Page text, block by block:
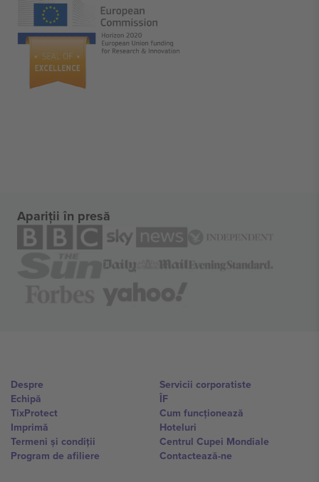
Apariții în presă
Despre
Echipă
TixProtect
Imprimă
Termeni și condiții
Program de afiliere
Servicii corporatiste
ÎF
Cum funcționează
Hoteluri
Centrul Cupei Mondiale
Contactează-ne